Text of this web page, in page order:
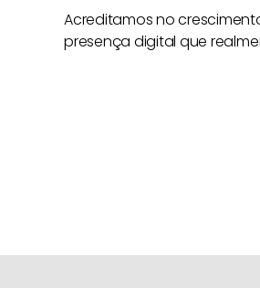
Acreditamos no
presença digital que